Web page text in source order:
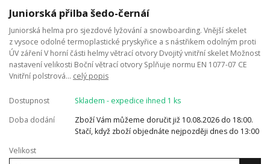
Juniorská přilba šedo-černáí
Juniorská helma pro sjezdové lyžování a snowboarding. Vnější skelet
z vysoce odolné termoplastické pryskyřice a s nástřikem odolným proti
ÚV záření V horní části helmy větrací otvory Dvojitý vnitřní skelet Možnost
nastavení velikosti Boční větrací otvory Splňuje normu EN 1077-07 CE
Vnitřní polstrová... celý popis
Dostupnost
Skladem - expedice ihned 1 ks
Doba dodání
Zboží Vám můžeme doručit již 10.08.2026 do 18:00.
Stačí, když zboží objednáte nejpozději dnes do 13:00
Velikost